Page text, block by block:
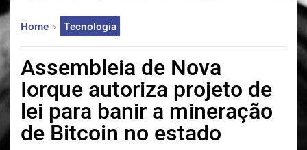
日本語
русский
한국어
العربية
ไทย
Home Tecnologia
Assembleia de Nova
Iorque autoriza projeto de
lei para banir a mineração
de Bitcoin no estado